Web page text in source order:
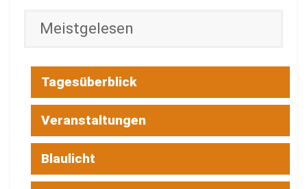
Meistgelesen
Tagesüberblick
Veranstaltungen
Blaulicht